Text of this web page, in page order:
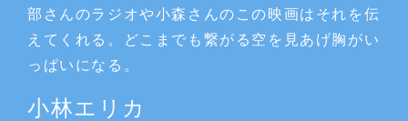
部さんのラジオや小森さんのこの映画はそれを伝
えてくれる。どこまでも繋がる空を見あげ胸がい
っぱいになる。
小林エリカ